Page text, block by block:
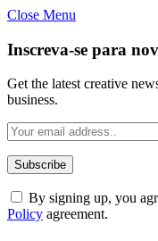
Close Menu
Inscreva-se para
Get the latest creative
business.
By signing up, you
Policy agreement.